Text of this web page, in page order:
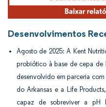
Desenvolvimentos
Agosto de 2025: A Kent
probiótico à base de cepa de
desenvolvido em parceria
do Arkansas e a Life
capaz de sobreviver a pH